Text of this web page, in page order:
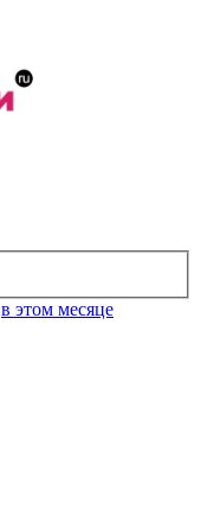
в этом месяце